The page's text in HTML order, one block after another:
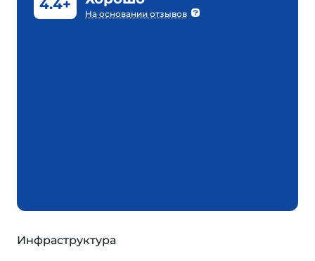
4.4+
На основании отзывов
Инфраструктура